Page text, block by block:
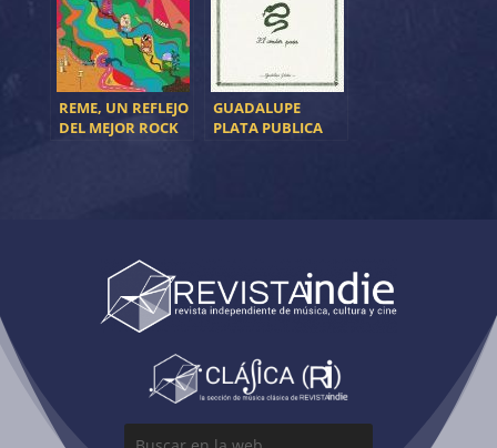
REME, UN REFLEJO
DEL MEJOR ROCK
GUADALUPE
PLATA PUBLICA